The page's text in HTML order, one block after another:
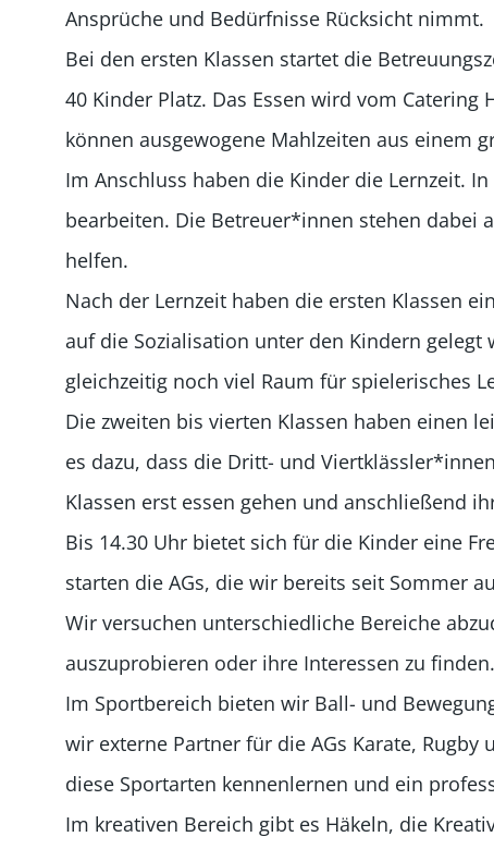
Ansprüche und Bedürfnisse Rücksicht nimmt.
Bei den ersten Klassen startet die
40 Kinder Platz. Das Essen wird vom
können ausgewogene Mahlzeiten aus einem
Im Anschluss haben die Kinder die Lernzeit.
bearbeiten. Die Betreuer*innen stehen dabei
helfen.
Nach der Lernzeit haben die ersten Klassen
auf die Sozialisation unter den Kindern
gleichzeitig noch viel Raum für spielerisches
Die zweiten bis vierten Klassen haben einen
es dazu, dass die Dritt- und
Klassen erst essen gehen und anschließend
Bis 14.30 Uhr bietet sich für die Kinder eine
starten die AGs, die wir bereits seit Sommer
Wir versuchen unterschiedliche Bereiche
auszuprobieren oder ihre Interessen zu finden.
Im Sportbereich bieten wir Ball- und
wir externe Partner für die AGs Karate,
diese Sportarten kennenlernen und ein
Im kreativen Bereich gibt es Häkeln, die